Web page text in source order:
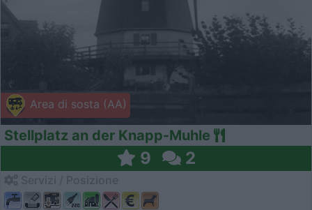
Area di sosta (AA)
Stellplatz an der Knapp-Muhle
9 2